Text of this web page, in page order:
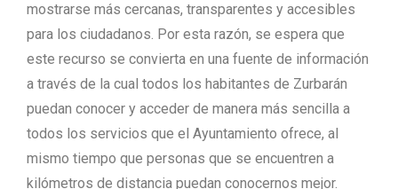
mostrarse más cercanas, transparentes y accesibles
para los ciudadanos. Por esta razón, se espera que
este recurso se convierta en una fuente de información
a través de la cual todos los habitantes de Zurbarán
puedan conocer y acceder de manera más sencilla a
todos los servicios que el Ayuntamiento ofrece, al
mismo tiempo que personas que se encuentren a
kilómetros de distancia puedan conocernos mejor.